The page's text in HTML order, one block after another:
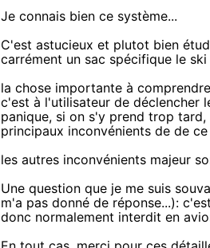
Je connais bien ce système...
C'est astucieux et plutot bien
carrément un sac spécifique le ski
la chose importante à
c'est à l'utilisateur de déclencher
panique, si on s'y prend trop
principaux inconvénients de de
les autres inconvénients majeur
Une question que je me suis
m'a pas donné de réponse...):
donc normalement interdit en